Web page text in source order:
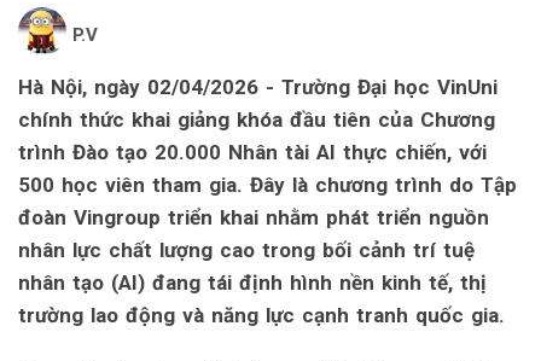
P.V
Hà Nội, ngày 02/04/2026 - Trường Đại học VinUni
chính thức khai giảng khóa đầu tiên của Chương
trình Đào tạo 20.000 Nhân tài AI thực chiến, với
500 học viên tham gia. Đây là chương trình do Tập
đoàn Vingroup triển khai nhằm phát triển nguồn
nhân lực chất lượng cao trong bối cảnh trí tuệ
nhân tạo (AI) đang tái định hình nền kinh tế, thị
trường lao động và năng lực cạnh tranh quốc gia.